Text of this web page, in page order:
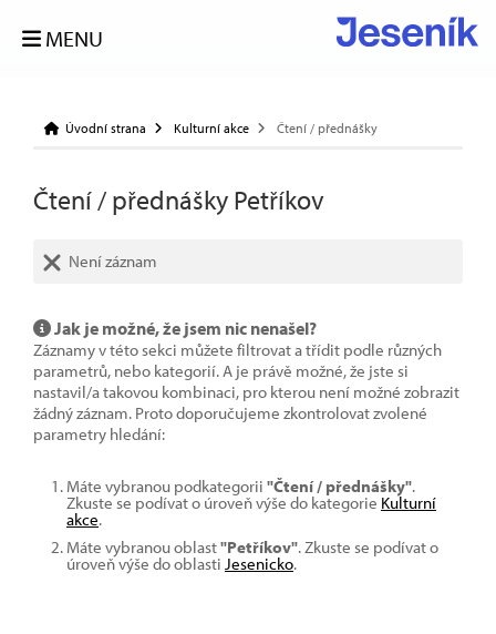
MENU
Úvodní strana Kulturní akce Čtení / přednášky
Čtení / přednášky Petříkov
Není záznam
Jak je možné, že jsem nic nenašel?
Záznamy v této sekci můžete filtrovat a třídit podle různých
parametrů, nebo kategorií. A je právě možné, že jste si
nastavil/a takovou kombinaci, pro kterou není možné zobrazit
žádný záznam. Proto doporučujeme zkontrolovat zvolené
parametry hledání:
Máte vybranou podkategorii "Čtení / přednášky".
Zkuste se podívat o úroveň výše do kategorie Kulturní
akce.
Máte vybranou oblast"Petříkov". Zkuste se podívat o
úroveň výše do oblasti Jesenicko.